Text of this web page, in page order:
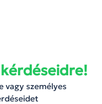
vagy személyes